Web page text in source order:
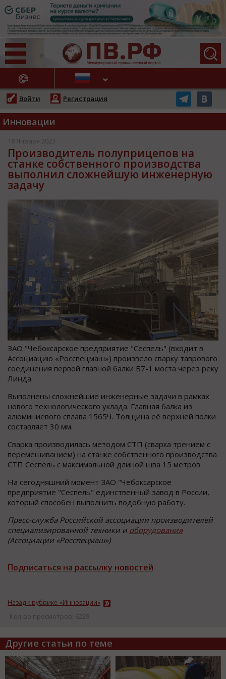
НОВОСТИ
Войти Регистрация
Инновации
18 Января 2023
Производитель полуприцепов на
станке собственного производства
выполнил сложнейшую инженерную
задачу
ЗАО "Чебоксарское предприятие "Сеспель" (входит в
Ассоциацию «Росспецмаш») произвело сварку таврового
соединения первой главной балки Б7-1 моста через реку
Линда.
Выполнены сложнейшие инженерные задачи в рамках
нового технологического уклада. Главная балка из
алюминиевого сплава 1565Ч. Толщина её верхней полки
составляет 30 мм.
Сварка производилась методом СТП (сварка трением с
перемешиванием) на станке собственного производства
СТП Сеспель с максимальной длиной шва 15 метров.
На сегодняшний момент ЗАО "Чебоксарское
предприятие "Сеспель" единственный завод в России,
который способен выполнить подобную работу.
Пресс-служба Российской ассоциации производителей
специализированной техники и оборудования
(Ассоциации «Росспецмаш»)
Подписаться на рассылку новостей
Назад к рубрике «Инновации»
Кол-во просмотров: 6229
Другие статьи по теме